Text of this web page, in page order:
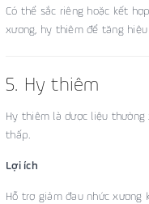
Có thể sắc riêng hoặc kết
xương, hy thiêm để tăng hiệu
5. Hy thiêm
Hy thiêm là dược liệu
thấp.
Lợi ích
Hỗ trợ giảm đau nhức xương